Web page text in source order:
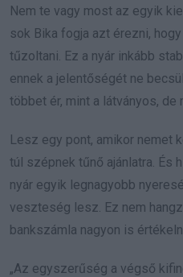
Nem te vagy most az egyik
sok Bika fogja azt érezni,
tűzoltani. Ez a nyár inkább
ennek a jelentőségét ne
többet ér, mint a látványos, de
Lesz egy pont, amikor nemet
túl szépnek tűnő ajánlatra. És
nyár egyik legnagyobb
veszteség lesz. Ez nem
bankszámla nagyon is
„Az egyszerűség a végső